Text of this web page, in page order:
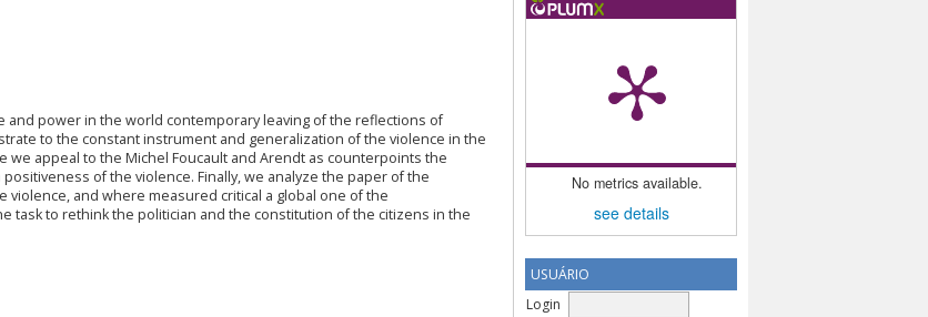
No metrics available.
see details
USUÁRIO
Login
power in the world contemporary leaving of the reflections of
to the constant instrument and generalization of the violence in the
we appeal to the Michel Foucault and Arendt as counterpoints the
of the violence. Finally, we analyze the paper of the
and where measured critical a global one of the
task to rethink the politician and the constitution of the citizens in the